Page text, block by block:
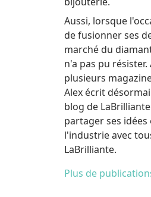
Aussi, lorsque
de fusionner ses
marché du
n'a pas pu
plusieurs
Alex écrit
blog de
partager ses
l'industrie avec
LaBrilliante.
Plus de